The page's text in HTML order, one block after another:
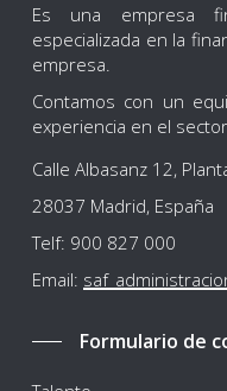
Es una empresa
especializada en la
empresa.
Contamos con un
experiencia en el
Calle Albasanz 12,
28037 Madrid, España
Telf: 900 827 000
Email:
Formulario de